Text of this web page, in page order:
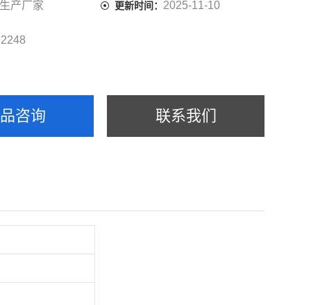
生产厂家 更新时间： 2025-11-10
2248
咨询 联系我们